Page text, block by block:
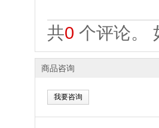
共0 个评论。
商品咨询
我要咨询